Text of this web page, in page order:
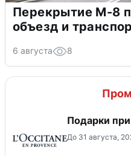
Перекрытие М-8
объезд и
6 августа 8
Подарки
До 31 августа,